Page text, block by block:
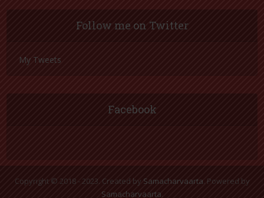
Follow me on Twitter
My Tweets
Facebook
Copyright © 2018 - 2023. Created by Samacharvaarta. Powered by
Samacharvaarta.